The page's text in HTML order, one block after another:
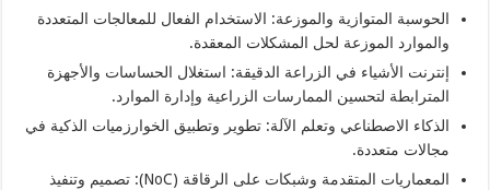
الحوسبة المتوازية والموزعة: الاستخدام الفعال للمعالجات المتعددة
والموارد الموزعة لحل المشكلات المعقدة.
إنترنت الأشياء في الزراعة الدقيقة: استغلال الحساسات والأجهزة
المترابطة لتحسين الممارسات الزراعية وإدارة الموارد.
الذكاء الاصطناعي وتعلم الآلة: تطوير وتطبيق الخوارزميات الذكية في
مجالات متعددة.
المعماريات المتقدمة وشبكات على الرقاقة (NoC): تصميم وتنفيذ